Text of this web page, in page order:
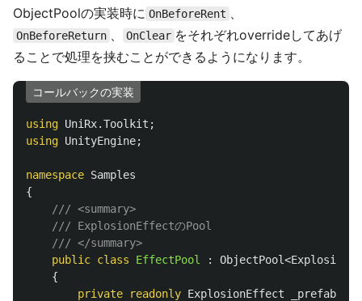
ObjectPoolの実装時に OnBeforeRent
OnBeforeReturn OnClear をそれぞれoverrideしてあげ
ることで処理を挟むことができるようになります。
コールバックの実装
using UniRx.Toolkit ;
using UnityEngine;
namespace Samples
{
/// <summary>
/// ExplosionEffectのPool
/// </summary>
public class EffectPool : ObjectPool<
{
private
readonly ExplosionEffect _prefab